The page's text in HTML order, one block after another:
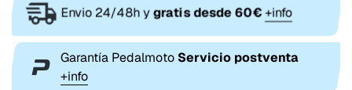
Envio 24/48h ygratis desde 60€+info
Garantía Pedalmoto Servicio postventa
+info